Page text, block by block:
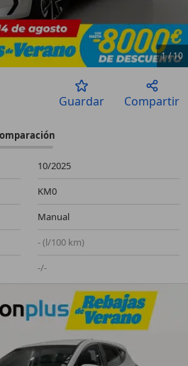
1/10
Guardar Compartir
10/2025
KM0
Manual
- (l/100 km)
-/-